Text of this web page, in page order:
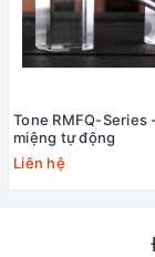
Tone RMFQ-Series
miệng tự động
Liên hệ